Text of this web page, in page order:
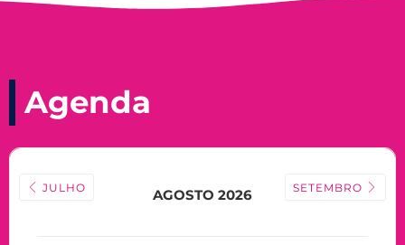
Agenda
JULHO AGOSTO 2026 SETEMBRO